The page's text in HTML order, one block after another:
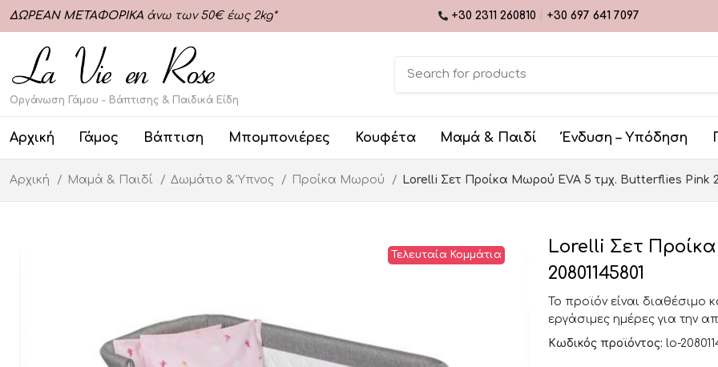
ΔΩΡΕΑΝ ΜΕΤΑΦΟΡΙΚΑ άνω των 50€ έως 2kg* +30 2311 260810 +30 697 641 7097
Οργάνωση Γάμου - Βάπτισης & Παιδικά Είδη
Αρχική Γάμος Βάπτιση Μπομπονιέρες Κουφέτα Μαμά & Παιδί Ένδυση – Υπόδηση
Αρχική Μαμά & Παιδί Δωμάτιο & Ύπνος Προίκα Μωρού Lorelli Σετ Προίκα Μωρού EVA 5 τμχ. Butterflies Pink
Τελευταία Κομμάτια
Lorelli Σετ
20801145801
Το προϊόν είναι διαθέσιμο
εργάσιμες ημέρες για την
Κωδικός προϊόντος: lo-